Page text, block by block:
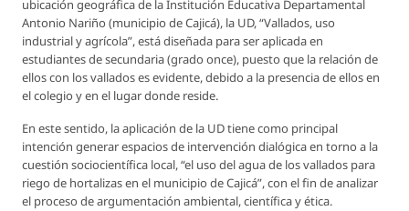
ubicación geográfica de la Institución Educativa Departamental
Antonio Nariño (municipio de Cajicá), la UD, “Vallados, uso
industrial y agrícola”, está diseñada para ser aplicada en
estudiantes de secundaria (grado once), puesto que la relación de
ellos con los vallados es evidente, debido a la presencia de ellos en
el colegio y en el lugar donde reside.
En este sentido, la aplicación de la UD tiene como principal
intención generar espacios de intervención dialógica en torno a la
cuestión sociocientífica local, “el uso del agua de los vallados para
riego de hortalizas en el municipio de Cajicá”, con el fin de analizar
el proceso de argumentación ambiental, científica y ética.